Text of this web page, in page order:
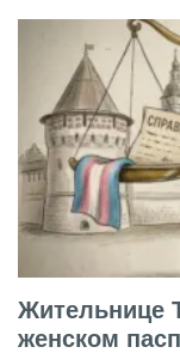
Жительнице
женском